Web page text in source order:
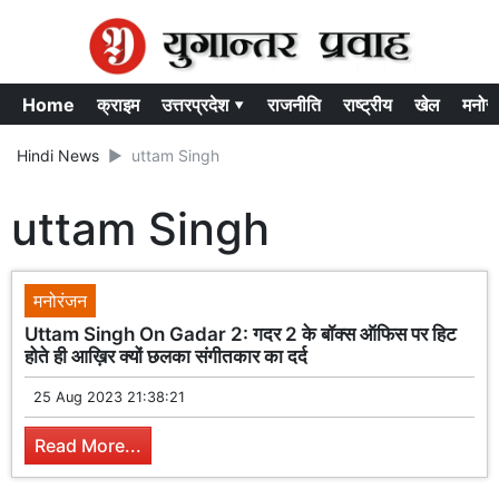
Home क्राइम उत्तरप्रदेश ▾ राजनीति राष्ट्रीय खेल
Hindi News uttam Singh
uttam Singh
मनोरंजन
Uttam Singh On Gadar 2: गदर 2 के बॉक्स ऑफिस पर हिट
होते ही आख़िर क्यों छलका संगीतकार का दर्द
25 Aug 2023 21:38:21
Read More...